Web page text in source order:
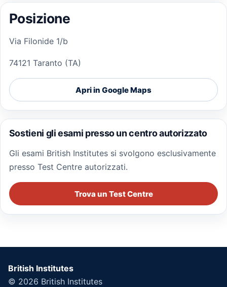
Posizione
Via Filonide 1/b
74121 Taranto (TA)
Apri in Google Maps
Sostieni gli esami presso un centro autorizzato
Gli esami British Institutes si svolgono esclusivamente
presso Test Centre autorizzati.
Trova un Test Centre
British Institutes
© 2026 British Institutes